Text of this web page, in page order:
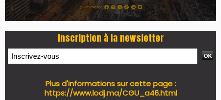
7 days Culture du 29-07-2026
7 days Auto-Moto du 27-07-2026
PODCAST +